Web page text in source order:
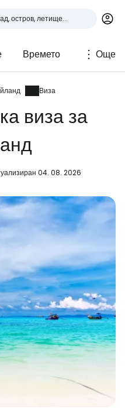
Времето Още
Виза
виза за
04. 08. 2026
туристите
с Facebook
с имейл